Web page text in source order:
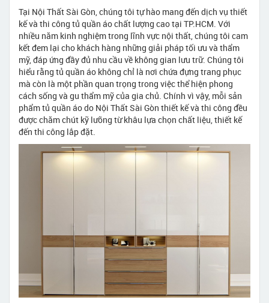
Tại Nội Thất Sài Gòn, chúng tôi tự hào mang đến dịch vụ thiết
kế và thi công tủ quần áo chất lượng cao tại TP.HCM. Với
nhiều năm kinh nghiệm trong lĩnh vực nội thất, chúng tôi cam
kết đem lại cho khách hàng những giải pháp tối ưu và thẩm
mỹ, đáp ứng đầy đủ nhu cầu về không gian lưu trữ. Chúng tôi
hiểu rằng tủ quần áo không chỉ là nơi chứa đựng trang phục
mà còn là một phần quan trọng trong việc thể hiện phong
cách sống và gu thẩm mỹ của gia chủ. Chính vì vậy, mỗi sản
phẩm tủ quần áo do Nội Thất Sài Gòn thiết kế và thi công đều
được chăm chút kỹ lưỡng từ khâu lựa chọn chất liệu, thiết kế
đến thi công lắp đặt.